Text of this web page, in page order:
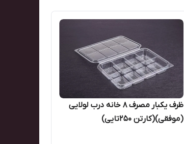
ظرف یکبار مصرف ۸ خانه درب لولایی
(موفقی)(کارتن ۲۵۰تایی)